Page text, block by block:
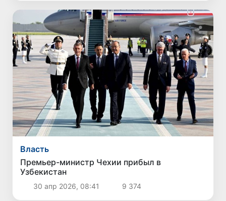
Власть
Премьер-министр Чехии прибыл в
Узбекистан
30 апр 2026, 08:41 9 374